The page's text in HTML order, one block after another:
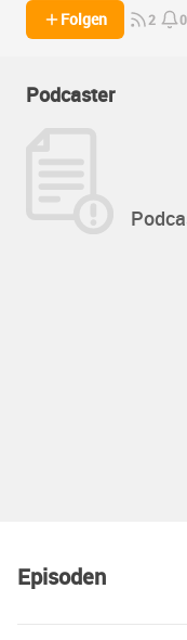
Folgen 2 0
Podcaster
Episoden